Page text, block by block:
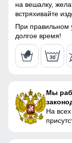
Для
до
B
Внутренние
Воротник
Вид застежки
Цвета куртки
на вешалку,
встряхивайте
При правильном
долгое время!
Мы
На